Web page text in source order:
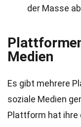
der Masse
Medien
Es gibt mehrere
soziale Medien
Plattform hat ihre